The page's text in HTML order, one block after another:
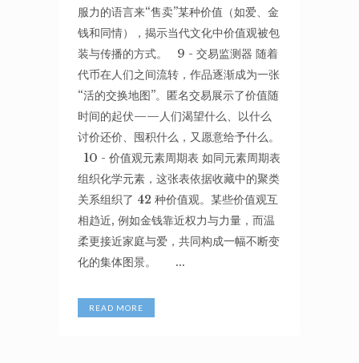
服力的语言来“售卖”某种价值（如爱、金
钱和同情），揭示当代文化中价值观被包
装与传播的方式。 9 - 交易监测器 随着
代币在人们之间流转，作品逐渐成为一张
“活的交换地图”。匿名交易展示了价值随
时间的起伏——人们渴望什么、以什么
讨价还价、囤积什么，又愿意给予什么。
10 - 价值观元素周期表 如同元素周期表
组织化学元素，这张表依据收藏中的聚类
关系组织了 42 种价值观。某些价值观互
相趋近, 例如金钱靠近权力与力量，而温
柔更接近家庭与爱，共同构成一幅不断变
化的集体图景。 ...
READ MORE